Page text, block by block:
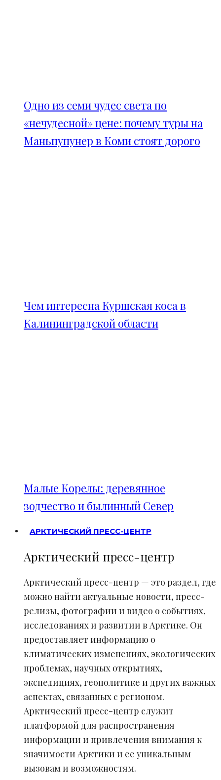
Одно из семи чудес света по
«нечудесной» цене: почему туры на
Маньпупунер в Коми стоят дорого
Чем интересна Куршская коса в
Калининградской области
Малые Корелы: деревянное
зодчество и былинный Север
АРКТИЧЕСКИЙ ПРЕСС-ЦЕНТР
Арктический пресс-центр
Арктический пресс-центр — это раздел, где
можно найти актуальные новости, пресс-
релизы, фотографии и видео о событиях,
исследованиях и развитии в Арктике. Он
предоставляет информацию о
климатических изменениях, экологических
проблемах, научных открытиях,
экспедициях, геополитике и других важных
аспектах, связанных с регионом.
Арктический пресс-центр служит
платформой для распространения
информации и привлечения внимания к
значимости Арктики и ее уникальным
вызовам и возможностям.